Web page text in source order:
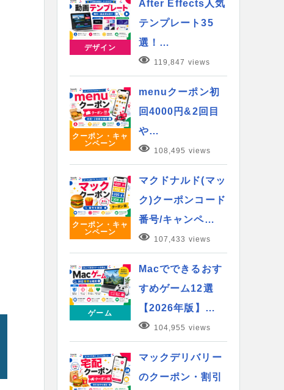
デザイン
After Effects人気
テンプレート35
選！…
119,847 views
クーポン・キャ
ンペーン
menuクーポン初
回4000円&2回目
や…
108,495 views
クーポン・キャ
ンペーン
マクドナルド(マッ
ク)クーポンコード
番号/キャンペ…
107,433 views
ゲーム
Macでできるおす
すめゲーム12選
【2026年版】…
104,955 views
マックデリバリー
のクーポン・割引